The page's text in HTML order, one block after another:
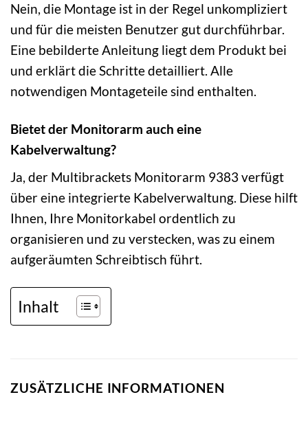
Nein, die Montage ist in der Regel unkompliziert
und für die meisten Benutzer gut durchführbar.
Eine bebilderte Anleitung liegt dem Produkt bei
und erklärt die Schritte detailliert. Alle
notwendigen Montageteile sind enthalten.
Bietet der Monitorarm auch eine
Kabelverwaltung?
Ja, der Multibrackets Monitorarm 9383 verfügt
über eine integrierte Kabelverwaltung. Diese hilft
Ihnen, Ihre Monitorkabel ordentlich zu
organisieren und zu verstecken, was zu einem
aufgeräumten Schreibtisch führt.
Inhalt
ZUSÄTZLICHE INFORMATIONEN